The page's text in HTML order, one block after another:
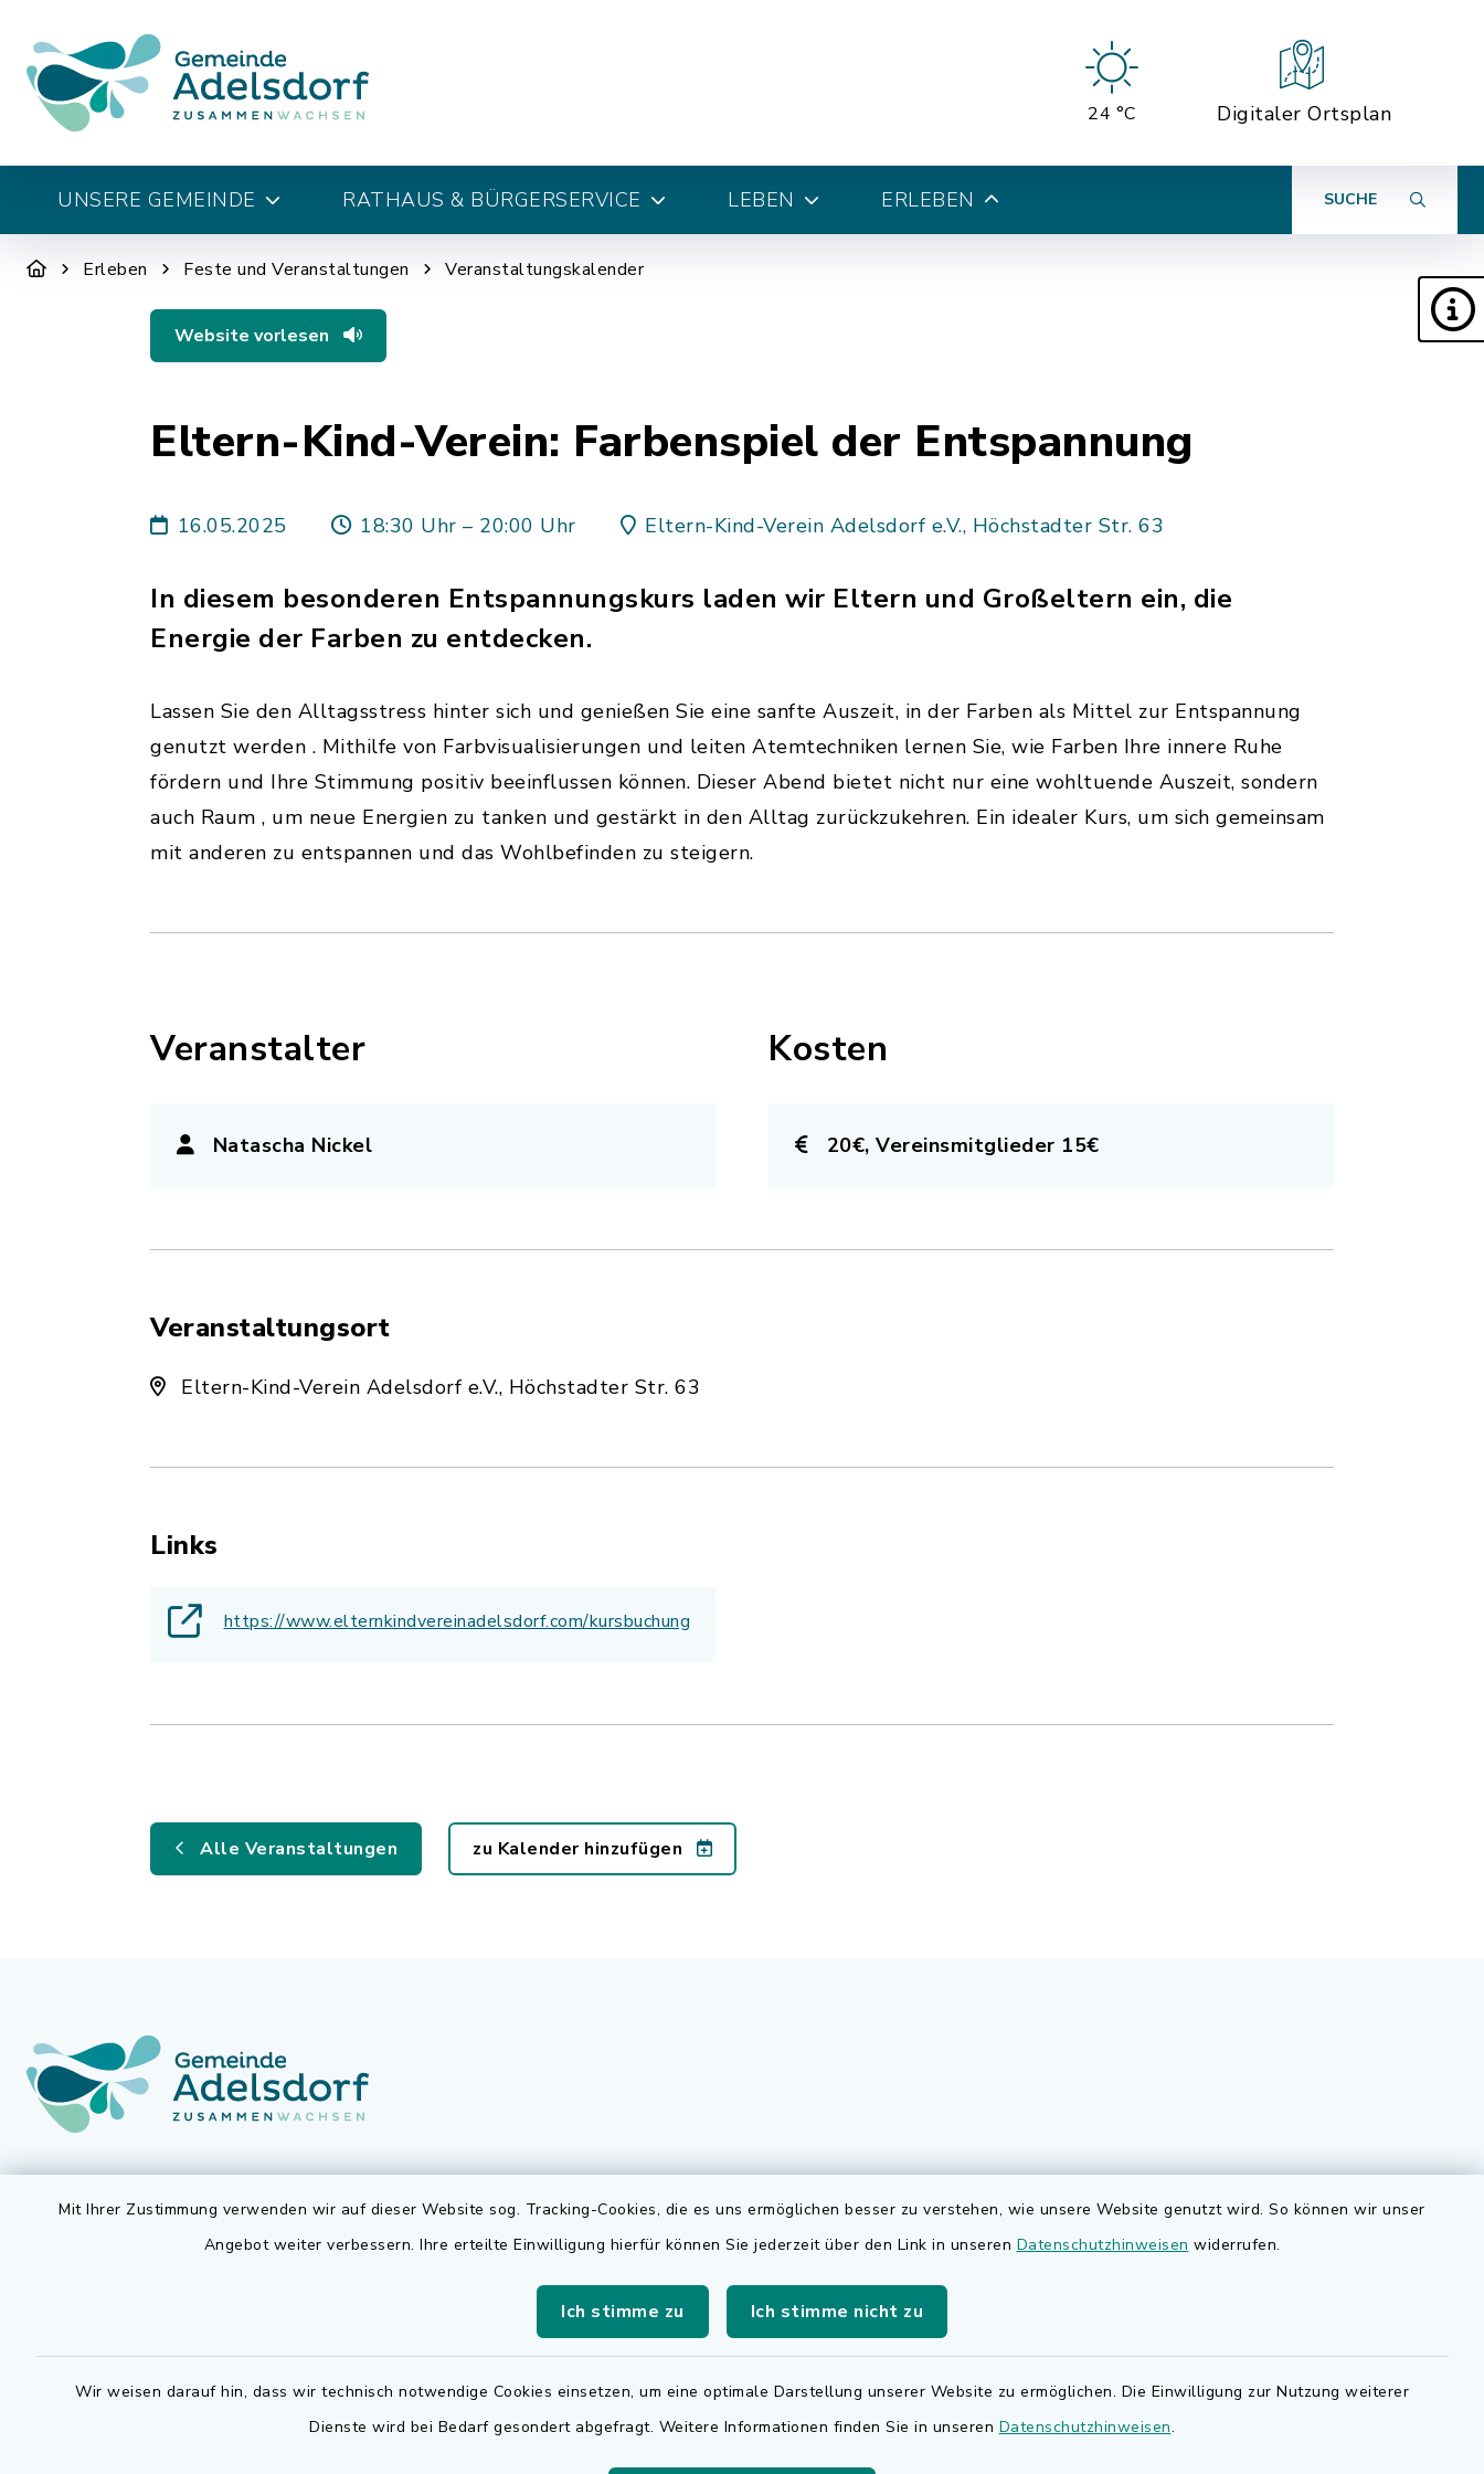
Mit Ihrer Zustimmung verwenden wir auf dieser Website sog. Tracking-Cookies, die es uns ermöglichen besser zu verstehen, wie unsere Website genutzt wird. So können wir unser
Angebot weiter verbessern. Ihre erteilte Einwilligung hierfür können Sie jederzeit über den Link in unseren Datenschutzhinweisen widerrufen.
Ich stimme zu Ich stimme nicht zu
Wir weisen darauf hin, dass wir technisch notwendige Cookies einsetzen, um eine optimale Darstellung unserer Website zu ermöglichen. Die Einwilligung zur Nutzung weiterer
Dienste wird bei Bedarf gesondert abgefragt. Weitere Informationen finden Sie in unseren Datenschutzhinweisen.
24 °C Digitaler Ortsplan
UNSERE GEMEINDE RATHAUS & BÜRGERSERVICE LEBEN ERLEBEN SUCHE
Erleben Feste und Veranstaltungen Veranstaltungskalender
Website vorlesen
Eltern-Kind-Verein: Farbenspiel der Entspannung
16.05.2025 18:30 Uhr – 20:00 Uhr Eltern-Kind-Verein Adelsdorf e.V., Höchstadter Str. 63
In diesem besonderen Entspannungskurs laden wir Eltern und Großeltern ein, die
Energie der Farben zu entdecken.
Lassen Sie den Alltagsstress hinter sich und genießen Sie eine sanfte Auszeit, in der Farben als Mittel zur Entspannung
genutzt werden . Mithilfe von Farbvisualisierungen und leiten Atemtechniken lernen Sie, wie Farben Ihre innere Ruhe
fördern und Ihre Stimmung positiv beeinflussen können. Dieser Abend bietet nicht nur eine wohltuende Auszeit, sondern
auch Raum , um neue Energien zu tanken und gestärkt in den Alltag zurückzukehren. Ein idealer Kurs, um sich gemeinsam
mit anderen zu entspannen und das Wohlbefinden zu steigern.
Veranstalter
Natascha Nickel
Kosten
20€, Vereinsmitglieder 15€
Veranstaltungsort
Eltern-Kind-Verein Adelsdorf e.V., Höchstadter Str. 63
Links
https://www.elternkindvereinadelsdorf.com/kursbuchung
Alle Veranstaltungen zu Kalender hinzufügen
09195 9432-190
gemeinde@adelsdorf.de
Montag bis Freitag:
Dienstag zusätzlich:
Donnerstag zusätzlich:
Rechnungsversand
Rechnungsversand wenden Sie
sich bitte an
Bauen in Adelsdorf
Landkreis Erlangen-Höchstadt